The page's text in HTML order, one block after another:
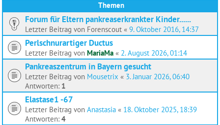
Themen
Forum für Eltern pankreaserkrankter Kinder......
Letzter Beitrag von Forenscout « 9. Oktober 2016, 14:37
Perlschnurartiger Ductus
Letzter Beitrag von MariaMa « 2. August 2026, 01:14
Pankreaszentrum in Bayern gesucht
Letzter Beitrag von Mousetrix « 3. Januar 2026, 06:40
Antworten: 1
Elastase1 -67
Letzter Beitrag von Anastasia « 18. Oktober 2025, 18:39
Antworten: 4